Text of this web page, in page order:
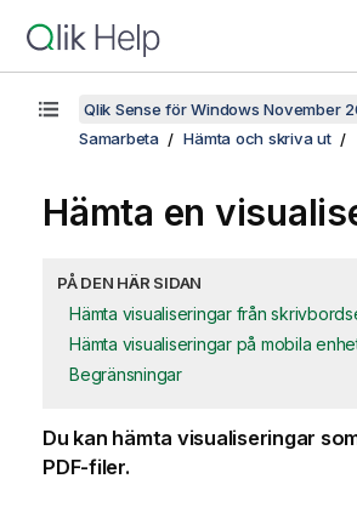
Qlik Sense för Windows November
Samarbeta
Hämta och skriva ut
Hämta en
PÅ DEN HÄR SIDAN
Hämta visualiseringar från
Hämta visualiseringar på mobila
Begränsningar
Du kan hämta visualiseringar
PDF-filer.